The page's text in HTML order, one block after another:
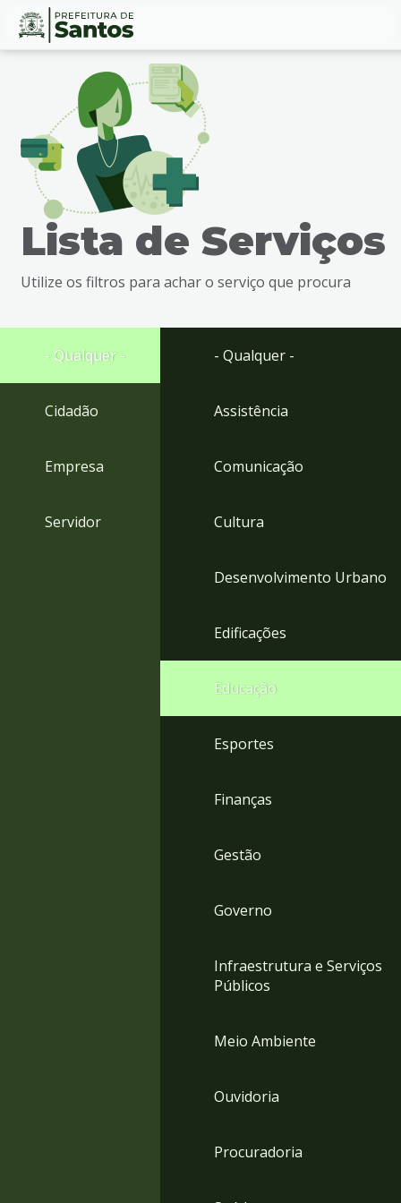
Ir
busca
Ir
rodapé
Conteúdo
Lista de Serviços
Utilize os filtros para achar o serviço que procura
- Qualquer -
Cidadão
Empresa
Servidor
- Qualquer -
Assistência
Comunicação
Cultura
Desenvolvimento Urbano
Edificações
Educação
Esportes
Finanças
Gestão
Governo
Infraestrutura e Serviços
Públicos
Meio Ambiente
Ouvidoria
Procuradoria